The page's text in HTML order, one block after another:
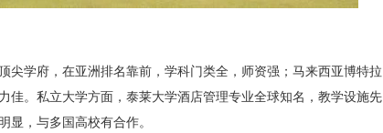
尖学府，在亚洲排名靠前，学科门类全，师资强；马来西亚博特拉
佳。私立大学方面，泰莱大学酒店管理专业全球知名，教学设施先
显，与多国高校有合作。